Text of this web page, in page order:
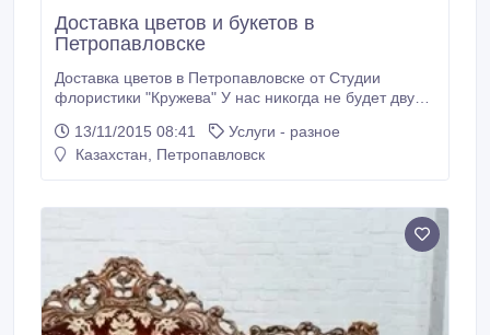
Доставка цветов и букетов в
Петропавловске
Доставка цветов в Петропавловске от Студии
флористики "Кружева" У нас никогда не будет двух
а настроение, ощущения, цветовую гамму. Букет,
собранный для вас будет именно вашим букетом!
13/11/2015 08:41
Услуги - разное
Казахстан, Петропавловск